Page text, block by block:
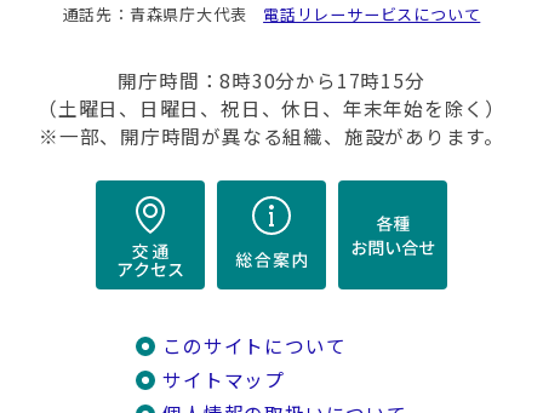
通話先：青森県庁大代表 電話リレーサービスについて
開庁時間：8時30分から17時15分
（土曜日、日曜日、祝日、休日、年末年始を除く）
※一部、開庁時間が異なる組織、施設があります。
このサイトについて
サイトマップ